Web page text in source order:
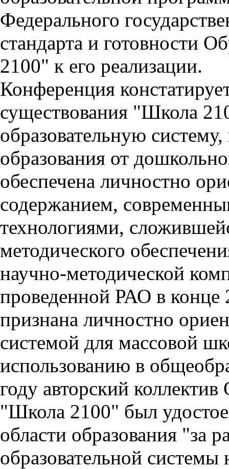
Федерального
стандарта и готовности
2100" к его реализации.
Конференция
существования "Школа
образовательную
образования от
обеспечена личностно
содержанием,
технологиями,
методического
научно-методической
проведенной РАО в
признана личностно
системой для массовой
использованию в
году авторский
"Школа 2100" был
области образования "за
образовательной системы